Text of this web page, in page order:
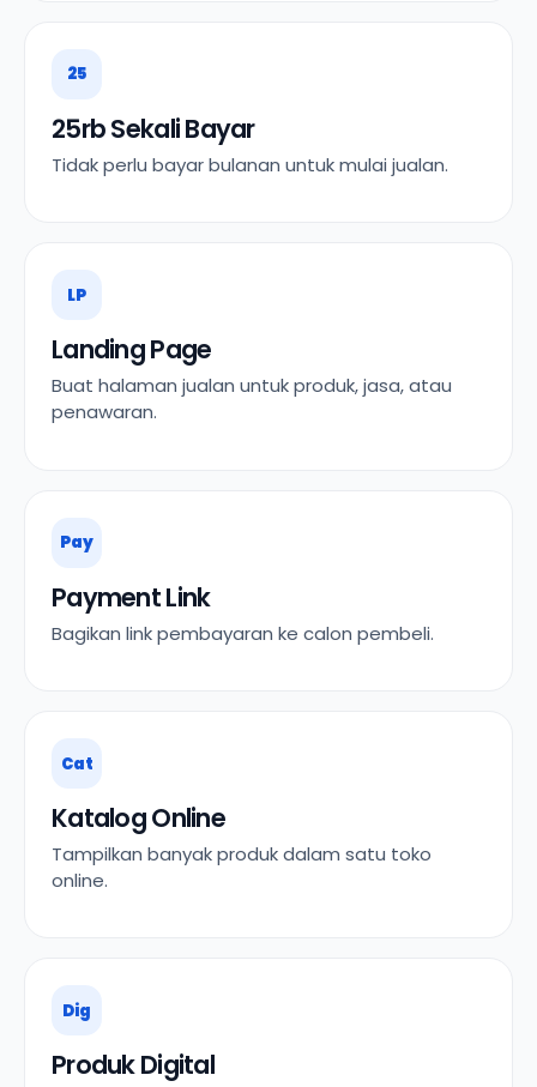
25
25rb Sekali Bayar
Tidak perlu bayar bulanan untuk mulai jualan.
LP
Landing Page
Buat halaman jualan untuk produk, jasa, atau
penawaran.
Pay
Payment Link
Bagikan link pembayaran ke calon pembeli.
Cat
Katalog Online
Tampilkan banyak produk dalam satu toko
online.
Dig
Produk Digital